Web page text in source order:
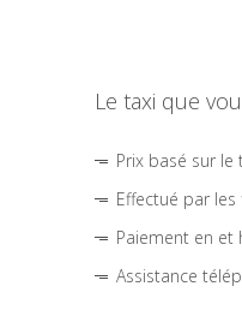
Le taxi que
Prix basé sur le
Effectué par
Paiement en et
Assistance